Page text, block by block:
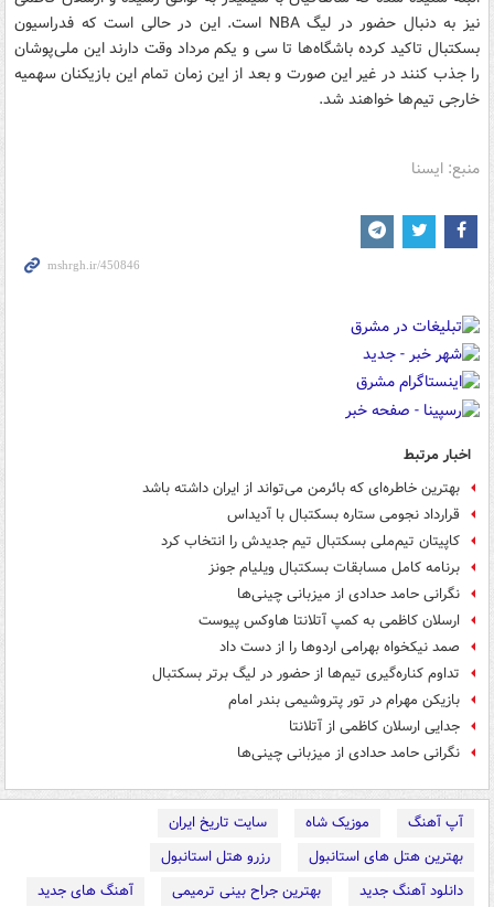
نیز به دنبال حضور در لیگ NBA است. این در حالی است که فدراسیون
بسکتبال تاکید کرده باشگاه‌ها تا سی و یکم مرداد وقت دارند این ملی‌پوشان
را جذب کنند در غیر این صورت و بعد از این زمان تمام این بازیکنان سهمیه
خارجی تیم‌ها خواهند شد.
منبع: ایسنا
اخبار مرتبط
بهترین خاطره‌ای که بائرمن می‌تواند از ایران داشته باشد
قرارداد نجومی ستاره بسکتبال با آدیداس
کاپیتان تیم‌ملی بسکتبال تیم جدیدش را انتخاب کرد
برنامه کامل مسابقات بسکتبال ویلیام جونز
نگرانی حامد حدادی از میزبانی چینی‌ها
ارسلان کاظمی به کمپ آتلانتا هاوکس پیوست
صمد نیکخواه بهرامی اردوها را از دست داد
تداوم کناره‌گیری تیم‌ها از حضور در لیگ برتر بسکتبال
بازیکن مهرام در تور پتروشیمی بندر امام
جدایی ارسلان کاظمی از آتلانتا
نگرانی حامد حدادی از میزبانی چینی‌ها
آپ آهنگ موزیک شاه
سایت تاریخ ایران
بهترین هتل های استانبول
رزرو هتل استانبول
دانلود آهنگ جدید
بهترین جراح بینی ترمیمی
آهنگ های جدید